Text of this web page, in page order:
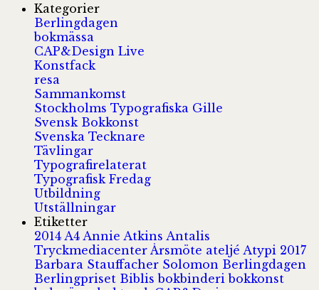
Kategorier
Berlingdagen
bokmässa
CAP&Design Live
Konstfack
resa
Sammankomst
Stockholms Typografiska Gille
Svensk Bokkonst
Svenska Tecknare
Tävlingar
Typografirelaterat
Typografisk Fredag
Utbildning
Utställningar
Etiketter
2014 A4 Annie Atkins Antalis
Tryckmediacenter Årsmöte ateljé Atypi 2017
Barbara Stauffacher Solomon Berlingdagen
Berlingpriset Biblisbokbinderibokkonst